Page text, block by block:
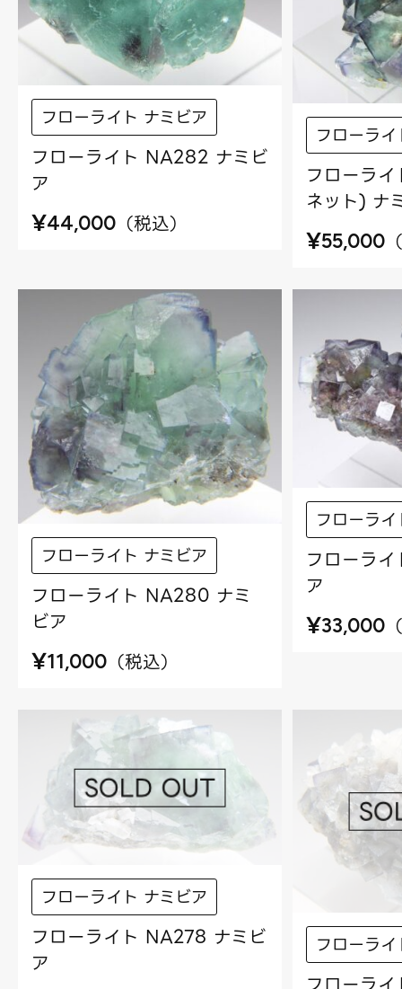
フローライト ナミビア
フローライト NA282 ナミビ
ア
¥44,000 （税込）
フローラ
フローラ
ネット) ナ
¥55,000 （
フローライト ナミビア
フローライト NA280 ナミ
ビア
¥11,000 （税込）
フローラ
フローラ
ア
¥33,000 （
フローライト ナミビア
フローライト NA278 ナミビ
ア
フローラ